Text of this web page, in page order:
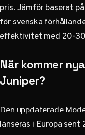
pris. Jämför baserat
för svenska
effektivitet med 20-
När kommer
Juniper?
Den uppdaterade
lanseras i Europa